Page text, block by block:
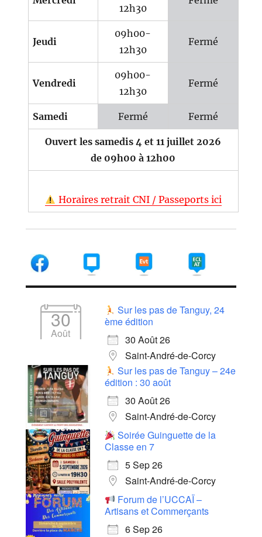
12h30
Jeudi
09h00-
12h30
Fermé
Vendredi
09h00-
12h30
Fermé
Samedi Fermé Fermé
Ouvert les samedis 4 et 11 juillet 2026
de 09h00 à 12h00
Horaires retrait CNI / Passeports ici
30
Août
Sur les pas de Tanguy, 24
ème édition
30 Août 26
Saint-André-de-Corcy
Sur les pas de Tanguy – 24e
édition : 30 août
30 Août 26
Saint-André-de-Corcy
Soirée Guinguette de la
Classe en 7
5 Sep 26
Saint-André-de-Corcy
Forum de l’UCCAÏ –
Artisans et Commerçants
6 Sep 26